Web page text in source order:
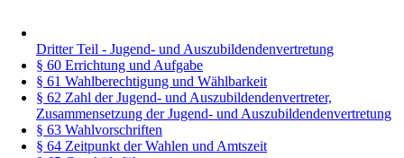
Dritter Teil - Jugend- und Auszubildendenvertretung
§ 60 Errichtung und Aufgabe
§ 61 Wahlberechtigung und Wählbarkeit
§ 62 Zahl der Jugend- und Auszubildendenvertreter,
Zusammensetzung der Jugend- und Auszubildendenvertretung
§ 63 Wahlvorschriften
§ 64 Zeitpunkt der Wahlen und Amtszeit